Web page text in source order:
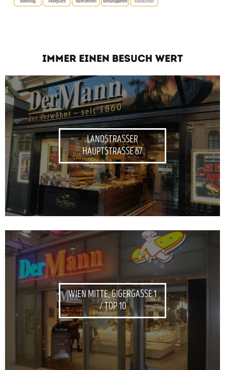
IMMER EINEN BESUCH WERT
LANDSTRASSER
HAUPTSTRASSE 67
WIEN MITTE, GIGERGASSE 1
/ TOP 10